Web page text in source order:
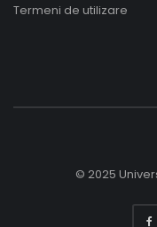
Termeni de utilizare
© 2025